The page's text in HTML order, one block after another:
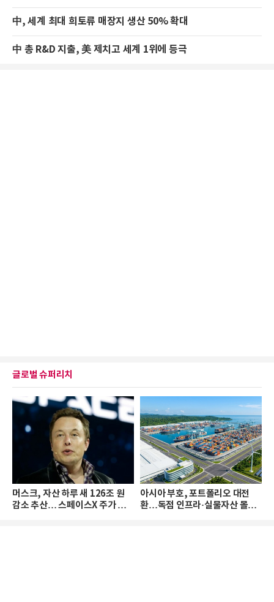
中, 세계 최대 희토류 매장지 생산 50% 확대
中 총 R&D 지출, 美 제치고 세계 1위에 등극
글로벌 슈퍼리치
머스크, 자산 하루 새 126조 원
감소 추산… 스페이스X 주가 하
아시아 부호, 포트폴리오 대전
환…독점 인프라·실물자산 몰린